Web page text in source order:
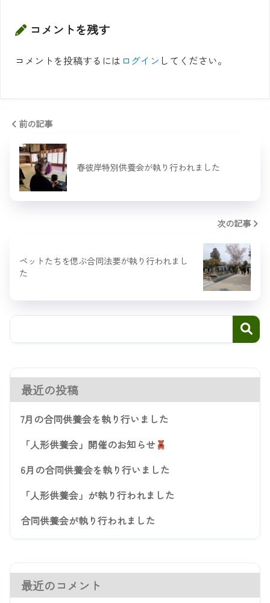
コメントを残す
コメントを投稿するには ログイン してください。
前の記事
春彼岸特別供養会が執り行われました
次の記事
ペットたちを偲ぶ合同法要が執り行われまし
た
最近の投稿
7月の合同供養会を執り行いました
「人形供養会」開催のお知らせ
6月の合同供養会を執り行いました
「人形供養会」が執り行われました
合同供養会が執り行われました
最近のコメント